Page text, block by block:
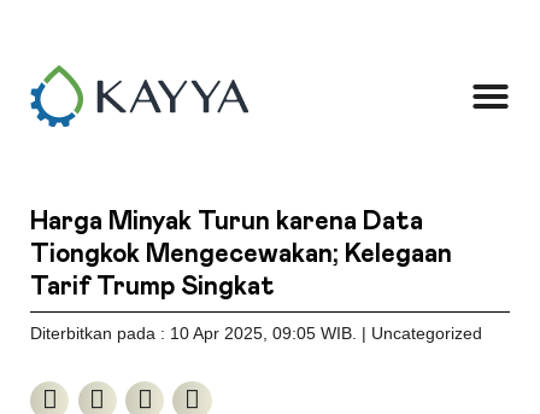
Harga Minyak Turun karena Data
Tiongkok Mengecewakan; Kelegaan
Tarif Trump Singkat
Diterbitkan pada : 10 Apr 2025 , 09:05 WIB . | Uncategorized